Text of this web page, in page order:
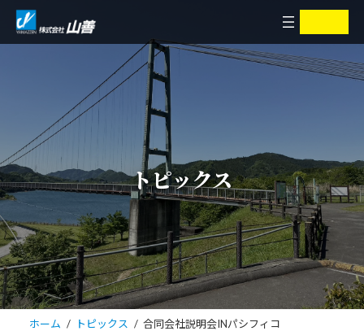
ッ
プ
移
動
ア
コ
ン
リ
ン
ア
コ
ン
リ
ン
トピックス
ホーム トピックス 合同会社説明会INパシフィコ